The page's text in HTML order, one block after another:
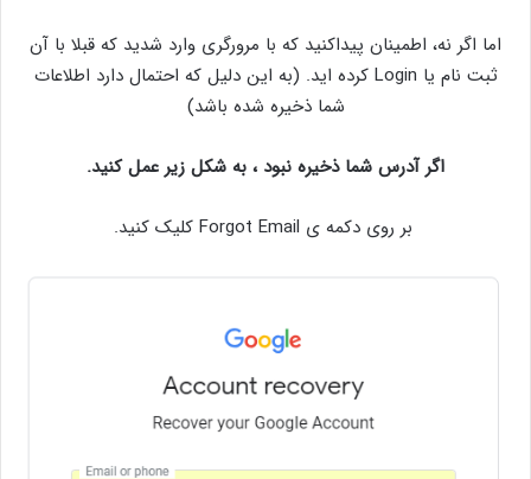
اما اگر نه، اطمینان پیداکنید که با مرورگری وارد شدید که قبلا با آن
ثبت نام یا Login کرده اید. (به این دلیل که احتمال دارد اطلاعات
شما ذخیره شده باشد)
اگر آدرس شما ذخیره نبود ، به شکل زیر عمل کنید.
بر روی دکمه ی Forgot Email کلیک کنید.